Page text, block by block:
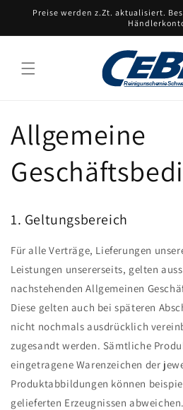
zumPreise werden z.Zt. aktualisiert.
Allgemeine
1. Geltungsbereich
Für alle Verträge, Lieferungen
Leistungen unsererseits, gelten
nachstehenden Allgemeinen
Diese gelten auch bei späteren
nicht nochmals ausdrücklich
zugesandt werden. Sämtliche
eingetragene Warenzeichen der
Produktabbildungen können
gelieferten Erzeugnissen abweichen.